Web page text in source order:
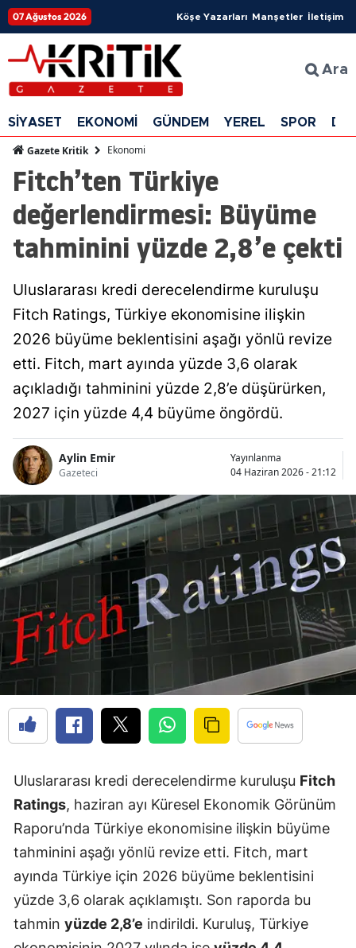
07 Ağustos 2026 Köşe Yazarları Manşetler İletişim
Ara
SİYASET EKONOMİ GÜNDEM YEREL SPOR
Gazete Kritik Ekonomi
Fitch’ten Türkiye
değerlendirmesi: Büyüme
tahminini yüzde 2,8’e çekti
Uluslararası kredi derecelendirme kuruluşu
Fitch Ratings, Türkiye ekonomisine ilişkin
2026 büyüme beklentisini aşağı yönlü revize
etti. Fitch, mart ayında yüzde 3,6 olarak
açıkladığı tahminini yüzde 2,8’e düşürürken,
2027 için yüzde 4,4 büyüme öngördü.
Aylin Emir
Gazeteci
Yayınlanma
04 Haziran 2026 - 21:12
Uluslararası kredi derecelendirme kuruluşu Fitch
Ratings, haziran ayı Küresel Ekonomik Görünüm
Raporu’nda Türkiye ekonomisine ilişkin büyüme
tahminini aşağı yönlü revize etti. Fitch, mart
ayında Türkiye için 2026 büyüme beklentisini
yüzde 3,6 olarak açıklamıştı. Son raporda bu
tahmin yüzde 2,8’e indirildi. Kuruluş, Türkiye